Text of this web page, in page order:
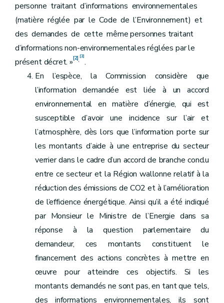
personne traitant d’informations environnementales
(matière réglée par le Code de l’Environnement) et
des demandes de cette même personnes traitant
d’informations non-environnementales réglées par le
présent décret. »[2], [3]
.
En l’espèce, la Commission considère que
l’information demandée est liée à un accord
environnemental en matière d’énergie, qui est
susceptible d’avoir une incidence sur l’air et
l’atmosphère, dès lors que l’information porte sur
les montants d’aide à une entreprise du secteur
verrier dans le cadre d’un accord de branche conclu
entre ce secteur et la Région wallonne relatif à la
réduction des émissions de CO2 et à l’amélioration
de l’efficience énergétique. Ainsi qu’il a été indiqué
par Monsieur le Ministre de l’Energie dans sa
réponse à la question parlementaire du
demandeur, ces montants constituent le
financement des actions concrètes à mettre en
œuvre pour atteindre ces objectifs. Si les
montants demandés ne sont pas, en tant que tels,
des informations environnementales, ils sont